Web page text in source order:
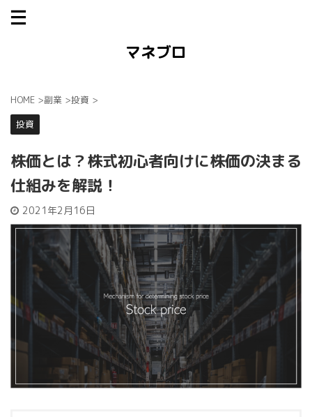
マネブロ
HOME >副業 >投資 >
投資
株価とは？株式初心者向けに株価の決まる
仕組みを解説！
2021年2月16日